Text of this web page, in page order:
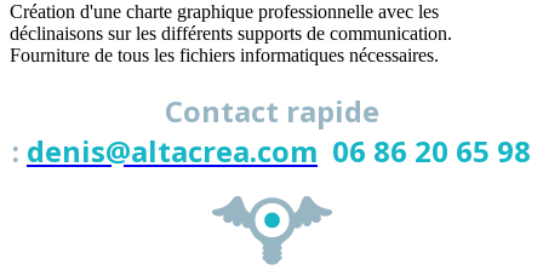
Création d'une charte graphique professionnelle avec les
déclinaisons sur les différents supports de communication.
Fourniture de tous les fichiers informatiques nécessaires.
Contact rapide
: denis@altacrea.com 06 86 20 65 98